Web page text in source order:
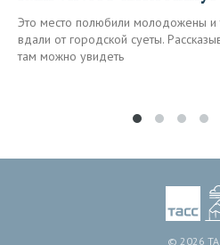
Это место полюбили молодожены и
вдали от городской суеты.
там можно увидеть
© 2026